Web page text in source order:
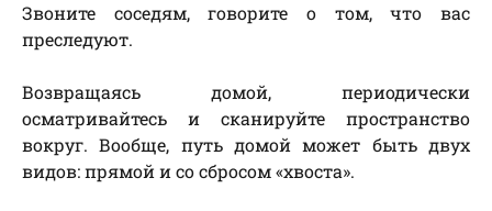
Звоните соседям, говорите о том, что вас
преследуют.
Возвращаясь домой, периодически
осматривайтесь и сканируйте пространство
вокруг. Вообще, путь домой может быть двух
видов: прямой и со сбросом «хвоста».